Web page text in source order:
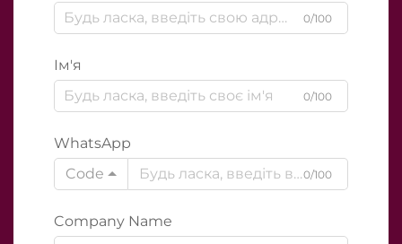
0/100
Ім'я
0/100
WhatsApp
Code
0/100
Company Name